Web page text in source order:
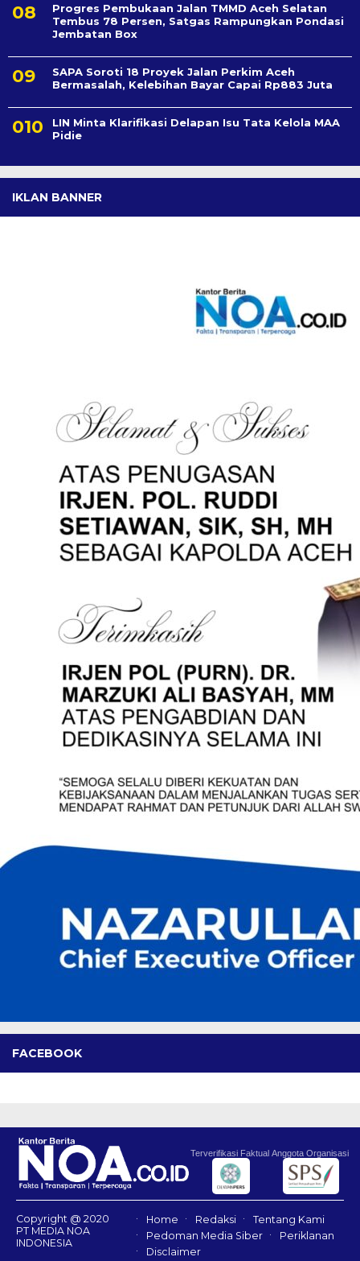
Progres Pembukaan Jalan TMMD Aceh Selatan
Tembus 78 Persen, Satgas Rampungkan Pondasi
Jembatan Box
SAPA Soroti 18 Proyek Jalan Perkim Aceh
Bermasalah, Kelebihan Bayar Capai Rp883 Juta
LIN Minta Klarifikasi Delapan Isu Tata Kelola MAA
Pidie
IKLAN BANNER
FACEBOOK
Terverifikasi Faktual Anggota Organisasi
Copyright @ 2020
PT MEDIA NOA
INDONESIA
Home Redaksi
Tentang Kami
Pedoman Media Siber
Periklanan
Disclaimer